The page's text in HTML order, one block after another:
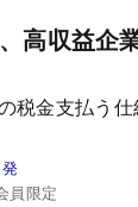
高収益企
税金支払う
員限定